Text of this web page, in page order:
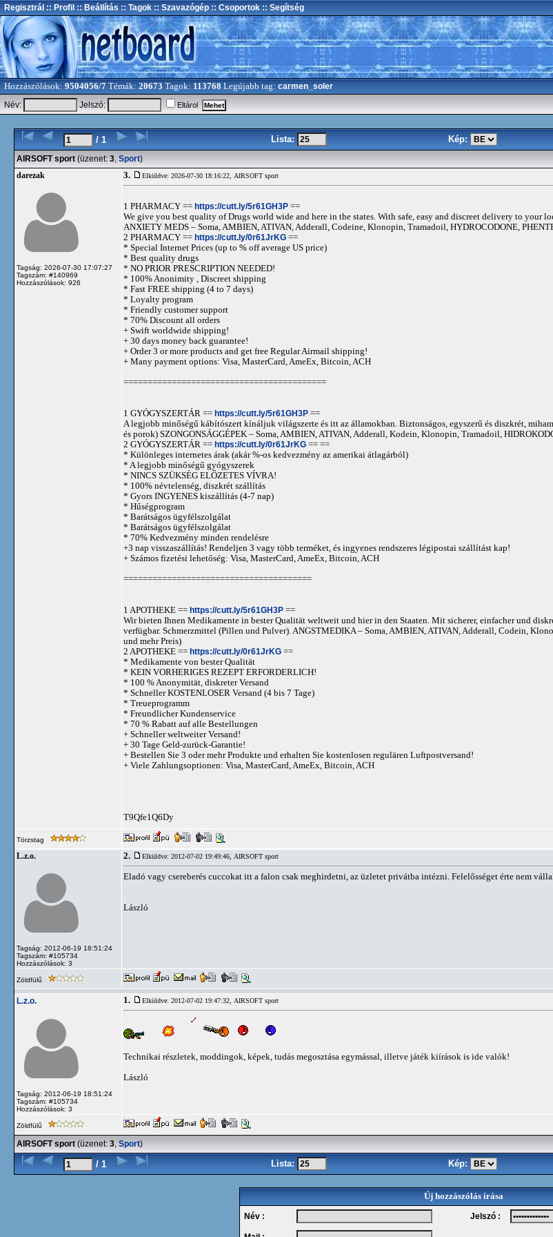
Regisztrál :: Profil :: Beállítás :: Tagok :: Szavazógép :: Csoportok :: Segítség
Hozzászólások: 9504056/7 Témák: 20673 Tagok: 113768 Legújabb tag: carmen_soler
Név: Jelszó: Eltárol
/ 1 Lista: Kép:
AIRSOFT sport (üzenet: 3, Sport)
darezak
Tagság: 2026-07-30 17:07:27
Tagszám: #140969
Hozzászólások: 926
3. Elküldve: 2026-07-30 18:16:22, AIRSOFT sport
1 PHARMACY == https://cutt.ly/5r61GH3P ==
We give you best quality of Drugs world wide and here in the states. With safe, easy and discreet delivery to your
ANXIETY MEDS – Soma, AMBIEN, ATIVAN, Adderall, Codeine, Klonopin, Tramadoil, HYDROCODONE,
2 PHARMACY == https://cutt.ly/0r61JrKG ==
* Special Internet Prices (up to % off average US price)
* Best quality drugs
* NO PRIOR PRESCRIPTION NEEDED!
* 100% Anonimity , Discreet shipping
* Fast FREE shipping (4 to 7 days)
* Loyalty program
* Friendly customer support
* 70% Discount all orders
+ Swift worldwide shipping!
+ 30 days money back guarantee!
+ Order 3 or more products and get free Regular Airmail shipping!
+ Many payment options: Visa, MasterCard, AmeEx, Bitcoin, ACH
==========================================
1 GYÓGYSZERTÁR == https://cutt.ly/5r61GH3P ==
A legjobb minőségű kábítószert kínáljuk világszerte és itt az államokban. Biztonságos, egyszerű és diszkrét,
és porok) SZONGONSÁGGÉPEK – Soma, AMBIEN, ATIVAN, Adderall, Kodein, Klonopin, Tramadoil,
2 GYÓGYSZERTÁR == https://cutt.ly/0r61JrKG == ==
* Különleges internetes árak (akár %-os kedvezmény az amerikai átlagárból)
* A legjobb minőségű gyógyszerek
* NINCS SZÜKSÉG ELŐZETES VÍVRA!
* 100% névtelenség, diszkrét szállítás
* Gyors INGYENES kiszállítás (4-7 nap)
* Hűségprogram
* Barátságos ügyfélszolgálat
* Barátságos ügyfélszolgálat
* 70% Kedvezmény minden rendelésre
+3 nap visszaszállítás! Rendeljen 3 vagy több terméket, és ingyenes rendszeres légipostai szállítást kap!
+ Számos fizetési lehetőség: Visa, MasterCard, AmeEx, Bitcoin, ACH
=======================================
1 APOTHEKE == https://cutt.ly/5r61GH3P ==
Wir bieten Ihnen Medikamente in bester Qualität weltweit und hier in den Staaten. Mit sicherer, einfacher und
verfügbar. Schmerzmittel (Pillen und Pulver). ANGSTMEDIKA – Soma, AMBIEN, ATIVAN, Adderall, Codein,
und mehr Preis)
2 APOTHEKE == https://cutt.ly/0r61JrKG ==
* Medikamente von bester Qualität
* KEIN VORHERIGES REZEPT ERFORDERLICH!
* 100 % Anonymität, diskreter Versand
* Schneller KOSTENLOSER Versand (4 bis 7 Tage)
* Treueprogramm
* Freundlicher Kundenservice
* 70 % Rabatt auf alle Bestellungen
+ Schneller weltweiter Versand!
+ 30 Tage Geld-zurück-Garantie!
+ Bestellen Sie 3 oder mehr Produkte und erhalten Sie kostenlosen regulären Luftpostversand!
+ Viele Zahlungsoptionen: Visa, MasterCard, AmeEx, Bitcoin, ACH
T9Qfe1Q6Dy
Törzstag
L.z.o.
Tagság: 2012-06-19 18:51:24
Tagszám: #105734
Hozzászólások: 3
2. Elküldve: 2012-07-02 19:49:46, AIRSOFT sport
Eladó vagy csereberés cuccokat itt a falon csak meghirdetni, az üzletet privátba intézni. Felelősséget érte nem
László
Zöldfülű
L.z.o.
Tagság: 2012-06-19 18:51:24
Tagszám: #105734
Hozzászólások: 3
1. Elküldve: 2012-07-02 19:47:32, AIRSOFT sport
Technikai részletek, moddingok, képek, tudás megosztása egymással, illetve játék kiírások is ide valók!
László
Zöldfülű
AIRSOFT sport (üzenet: 3, Sport)
/ 1 Lista: Kép:
Új hozzászólás írása
Név : Jelszó :